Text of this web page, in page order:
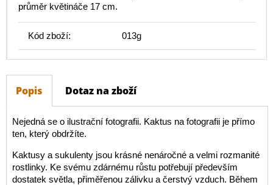
průměr květináče 17 cm.
Kód zboží: 013g
Popis Dotaz na zboží
Nejedná se o ilustrační fotografii. Kaktus na fotografii je přímo
ten, který obdržíte.
Kaktusy a sukulenty jsou krásné nenáročné a velmi rozmanité
rostlinky. Ke svému zdárnému růstu potřebují především
dostatek světla, přiměřenou zálivku a čerstvý vzduch. Během